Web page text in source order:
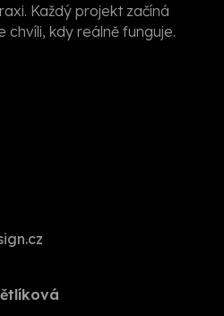
Každý projekt začíná
chvíli, kdy reálně funguje.